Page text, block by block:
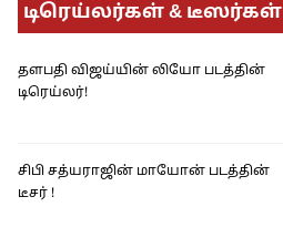
டிரெய்லர்கள் & டீஸர்கள்
தளபதி விஜய்யின் லியோ படத்தின்
டிரெய்லர்!
சிபி சத்யராஜின் மாயோன் படத்தின்
டீசர் !